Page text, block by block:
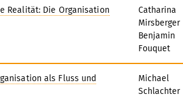
Realität: Die Organisation
Catharina
Mirsberger
Benjamin
Fouquet
als Fluss und
Michael
Schlachter